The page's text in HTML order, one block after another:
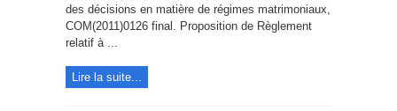
des décisions en matière de régimes matrimoniaux,
COM(2011)0126 final. Proposition de Règlement
relatif à ...
Lire la suite...